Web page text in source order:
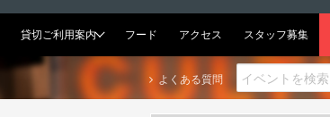
貸切ご利用案内 フード アクセス スタッフ募集
よくある質問